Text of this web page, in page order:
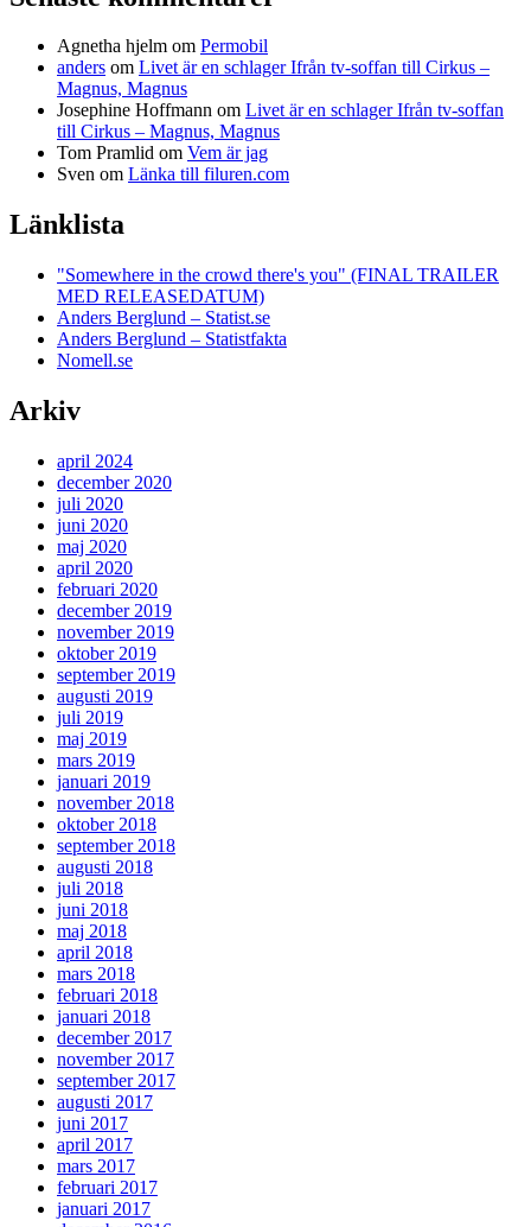
Agnetha hjelm om Permobil
anders om Livet är en schlager Ifrån tv-soffan till Cirkus –
Magnus, Magnus
Josephine Hoffmann om Livet är en schlager Ifrån tv-soffan
till Cirkus – Magnus, Magnus
Tom Pramlid om Vem är jag
Sven om Länka till filuren.com
Länklista
"Somewhere in the crowd there's you" (FINAL TRAILER
MED RELEASEDATUM)
Anders Berglund – Statist.se
Anders Berglund – Statistfakta
Nomell.se
Arkiv
april 2024
december 2020
juli 2020
juni 2020
maj 2020
april 2020
februari 2020
december 2019
november 2019
oktober 2019
september 2019
augusti 2019
juli 2019
maj 2019
mars 2019
januari 2019
november 2018
oktober 2018
september 2018
augusti 2018
juli 2018
juni 2018
maj 2018
april 2018
mars 2018
februari 2018
januari 2018
december 2017
november 2017
september 2017
augusti 2017
juni 2017
april 2017
mars 2017
februari 2017
januari 2017